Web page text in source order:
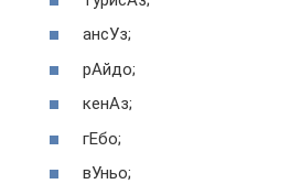
ансУз;
рАйдо;
кенАз;
гЕбо;
вУньо;